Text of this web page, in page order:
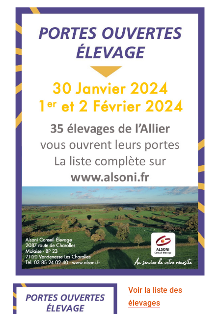
Voir la liste des
élevages